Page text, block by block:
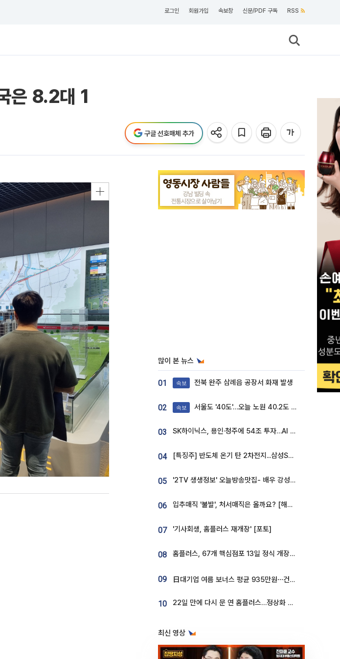
로그인 회원가입 속보창 신문/PDF 구독 RSS
은 8.2대 1
구글 선호매체 추가
많이 본 뉴스
01 속보 전북 완주 삼례읍 공장서 화재 발생
02 속보 서울도 '40도'…오늘 노원 40.2도 기록
03 SK하이닉스, 용인·청주에 54조 투자…AI 메모리 생산기지 키운다
04 [특징주] 반도체 온기 탄 2차전지...삼성SDI, 장 초반 7% 넘게 껑충
05 '2TV 생생정보' 오늘방송맛집- 배우 강성진 단골! 쌀국수ㆍ푸팟퐁 커리 맛집 '블○○○'
06 입추매직 '불발', 처서매직은 올까요? [해시태그]
07 '기사회생, 홈플러스 재개장' [포토]
08 홈플러스, 67개 핵심점포 13일 정식 개장…영업 재개 속도
09 日대기업 여름 보너스 평균 935만원⋯건설회사 1800만 넘어
10 22일 만에 다시 문 연 홈플러스…정상화 바쁜데 재고 없어 ‘발동동’[가보니]
최신 영상